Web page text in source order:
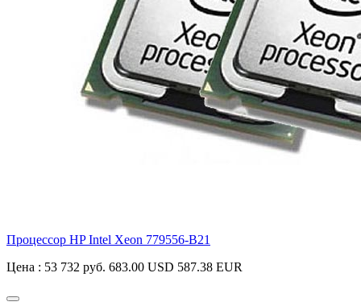
Процессор HP Intel Xeon 779556-B21
Цена : 53 732 руб. 683.00 USD 587.38 EUR